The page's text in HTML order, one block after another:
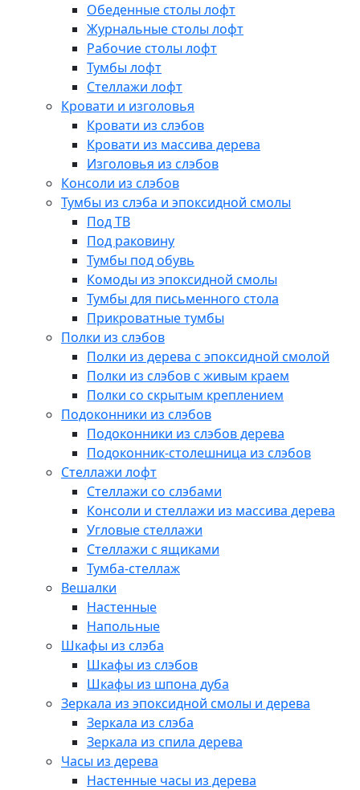
Обеденные столы лофт
Журнальные столы лофт
Рабочие столы лофт
Тумбы лофт
Стеллажи лофт
Кровати и изголовья
Кровати из слэбов
Кровати из массива дерева
Изголовья из слэбов
Консоли из слэбов
Тумбы из слэба и эпоксидной смолы
Под ТВ
Под раковину
Тумбы под обувь
Комоды из эпоксидной смолы
Тумбы для письменного стола
Прикроватные тумбы
Полки из слэбов
Полки из дерева с эпоксидной смолой
Полки из слэбов с живым краем
Полки со скрытым креплением
Подоконники из слэбов
Подоконники из слэбов дерева
Подоконник-столешница из слэбов
Стеллажи лофт
Стеллажи со слэбами
Консоли и стеллажи из массива дерева
Угловые стеллажи
Стеллажи с ящиками
Тумба-стеллаж
Вешалки
Настенные
Напольные
Шкафы из слэба
Шкафы из слэбов
Шкафы из шпона дуба
Зеркала из эпоксидной смолы и дерева
Зеркала из слэба
Зеркала из спила дерева
Часы из дерева
Настенные часы из дерева